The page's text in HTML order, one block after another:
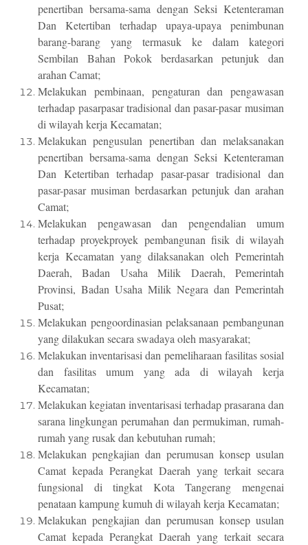
penertiban bersama-sama dengan Seksi Ketenteraman
Dan Ketertiban terhadap upaya-upaya penimbunan
barang-barang yang termasuk ke dalam kategori
Sembilan Bahan Pokok berdasarkan petunjuk dan
arahan Camat;
Melakukan pembinaan, pengaturan dan pengawasan
terhadap pasarpasar tradisional dan pasar-pasar musiman
di wilayah kerja Kecamatan;
Melakukan pengusulan penertiban dan melaksanakan
penertiban bersama-sama dengan Seksi Ketenteraman
Dan Ketertiban terhadap pasar-pasar tradisional dan
pasar-pasar musiman berdasarkan petunjuk dan arahan
Camat;
Melakukan pengawasan dan pengendalian umum
terhadap proyekproyek pembangunan fisik di wilayah
kerja Kecamatan yang dilaksanakan oleh Pemerintah
Daerah, Badan Usaha Milik Daerah, Pemerintah
Provinsi, Badan Usaha Milik Negara dan Pemerintah
Pusat;
Melakukan pengoordinasian pelaksanaan pembangunan
yang dilakukan secara swadaya oleh masyarakat;
Melakukan inventarisasi dan pemeliharaan fasilitas sosial
dan fasilitas umum yang ada di wilayah kerja
Kecamatan;
Melakukan kegiatan inventarisasi terhadap prasarana dan
sarana lingkungan perumahan dan permukiman, rumah-
rumah yang rusak dan kebutuhan rumah;
Melakukan pengkajian dan perumusan konsep usulan
Camat kepada Perangkat Daerah yang terkait secara
fungsional di tingkat Kota Tangerang mengenai
penataan kampung kumuh di wilayah kerja Kecamatan;
Melakukan pengkajian dan perumusan konsep usulan
Camat kepada Perangkat Daerah yang terkait secara